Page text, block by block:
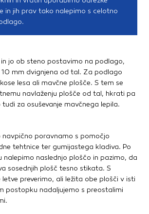
in jih prav tako nalepimo s celotno
jo ob steno postavimo na podlago,
mm dvignjena od tal. Za podlago
lesa ali mavčne plošče. S tem se
navlaženju plošče od tal, hkrati pa
za osuševanje mavčnega lepila.
navpično poravnamo s pomočjo
tehtnice ter gumijastega kladiva. Po
nalepimo naslednjo ploščo in pazimo, da
sosednjih plošč tesno stikata. S
preverimo, ali ležita obe plošči v isti
postopku nadaljujemo s preostalimi